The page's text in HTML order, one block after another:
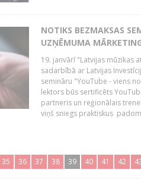
NOTIKS BEZMAKSAS
UZŅĒMUMA
19. janvārī "Latvijas mūzikas
sadarbībā ar Latvijas
semināru "YouTube - viens
lektors būs sertificēts
partneris un reģionālais
viņš sniegs praktiskus
35 36 37 38 39 40 41 42